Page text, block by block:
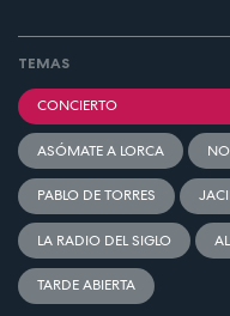
TEMAS
CONCIERTO
ASÓMATE A LORCA
PABLO DE TORRES
LA RADIO DEL SIGLO
TARDE ABIERTA